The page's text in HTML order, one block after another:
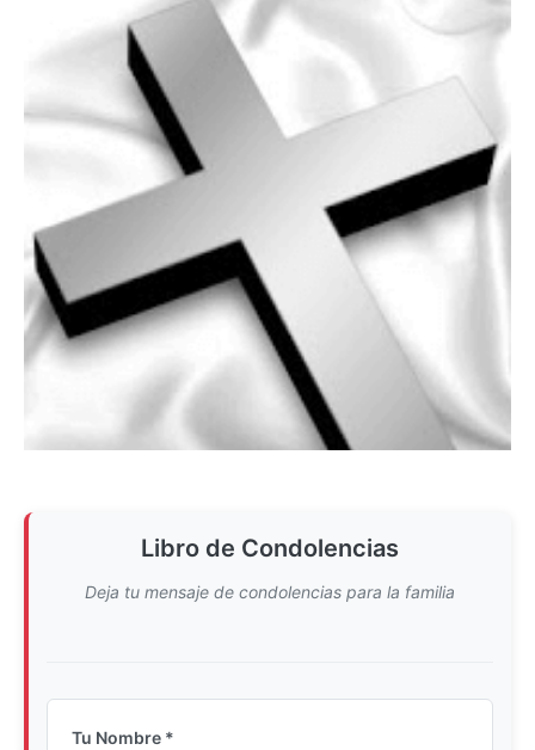
Libro de Condolencias
Deja tu mensaje de condolencias para la familia
Tu Nombre *